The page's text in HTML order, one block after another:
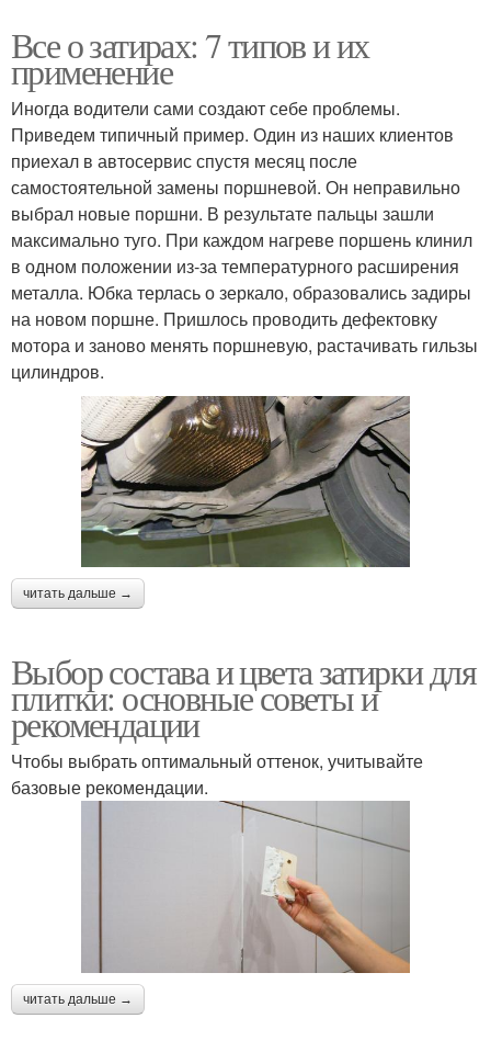
Все о затирах: 7 типов и их
применение
Иногда водители сами создают себе проблемы.
Приведем типичный пример. Один из наших клиентов
приехал в автосервис спустя месяц после
самостоятельной замены поршневой. Он неправильно
выбрал новые поршни. В результате пальцы зашли
максимально туго. При каждом нагреве поршень клинил
в одном положении из‐за температурного расширения
металла. Юбка терлась о зеркало, образовались задиры
на новом поршне. Пришлось проводить дефектовку
мотора и заново менять поршневую, растачивать гильзы
цилиндров.
читать дальше →
Выбор состава и цвета затирки для
плитки: основные советы и
рекомендации
Чтобы выбрать оптимальный оттенок, учитывайте
базовые рекомендации.
читать дальше →